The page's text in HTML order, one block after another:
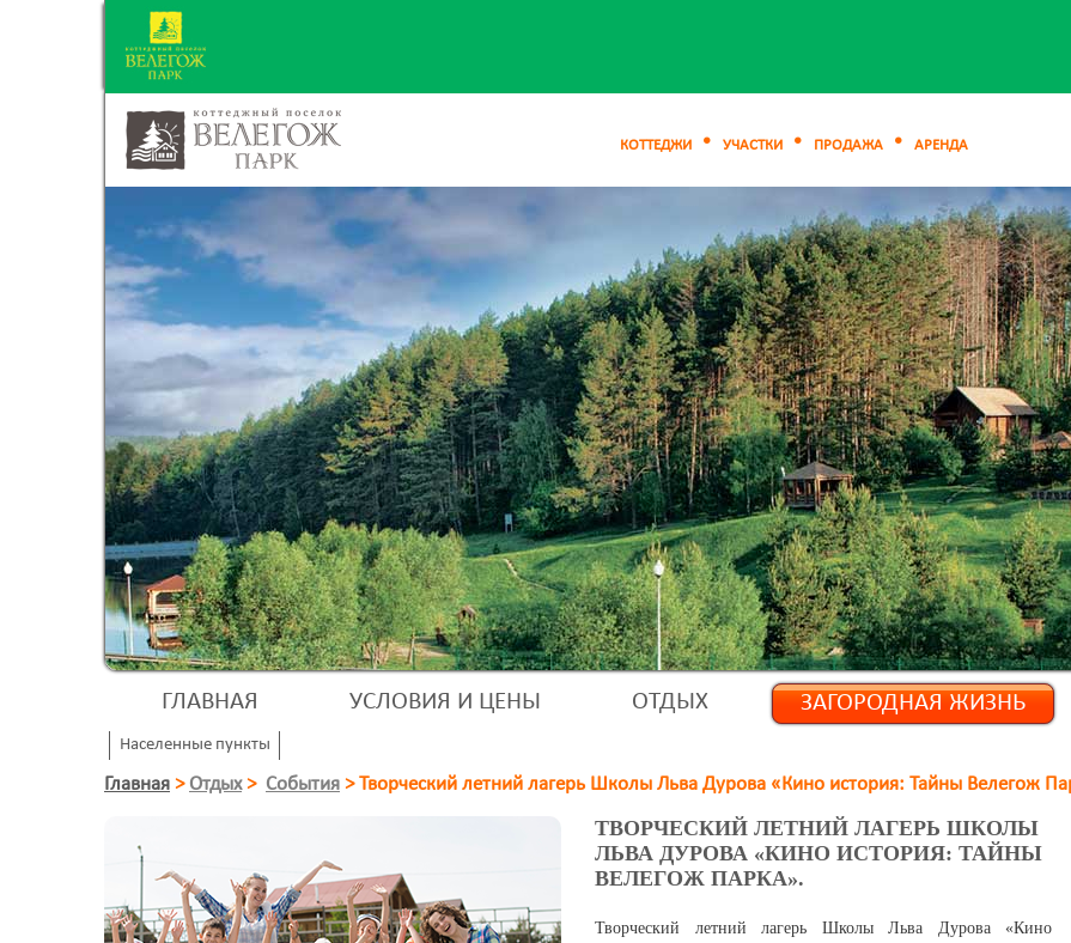
КОТТЕДЖИ УЧАСТКИ ПРОДАЖА АРЕНДА
ГЛАВНАЯ УСЛОВИЯ И ЦЕНЫ ОТДЫХ ЗАГОРОДНАЯ ЖИЗНЬ
Населенные пункты
Главная > Отдых > События >Творческий летний лагерь Школы Льва Дурова «Кино история: Тайны Велегож
ТВОРЧЕСКИЙ ЛЕТНИЙ ЛАГЕРЬ ШКОЛЫ
ЛЬВА ДУРОВА «КИНО ИСТОРИЯ: ТАЙНЫ
ВЕЛЕГОЖ ПАРКА».
Творческий летний лагерь Школы Льва Дурова «Кино